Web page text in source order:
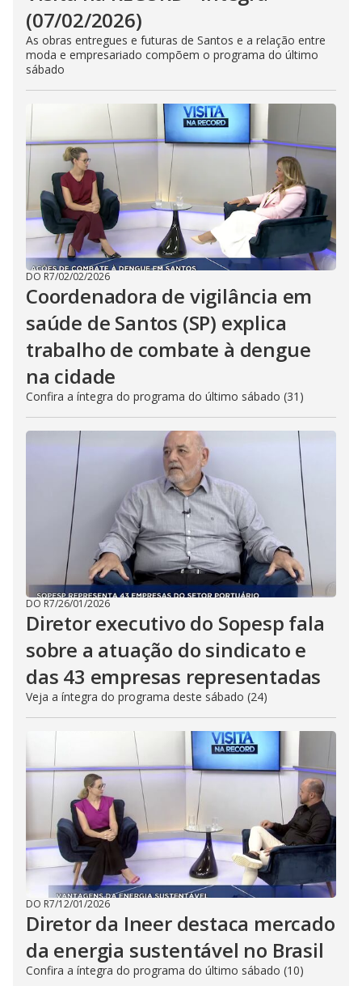
(07/02/2026)
As obras entregues e futuras de Santos e a relação entre
moda e empresariado compõem o programa do último
sábado
DO R7/02/02/2026
Coordenadora de vigilância em
saúde de Santos (SP) explica
trabalho de combate à dengue
na cidade
Confira a íntegra do programa do último sábado (31)
DO R7/26/01/2026
Diretor executivo do Sopesp fala
sobre a atuação do sindicato e
das 43 empresas representadas
Veja a íntegra do programa deste sábado (24)
DO R7/12/01/2026
Diretor da Ineer destaca mercado
da energia sustentável no Brasil
Confira a íntegra do programa do último sábado (10)